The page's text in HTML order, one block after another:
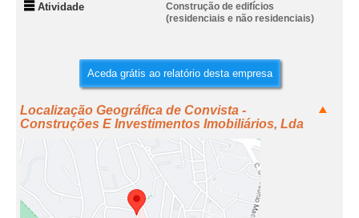
Atividade
Construção de edifícios
(residenciais e não residenciais)
Aceda grátis ao relatório desta empresa
Localização Geográfica de Convista -
Construções E Investimentos Imobiliários, Lda